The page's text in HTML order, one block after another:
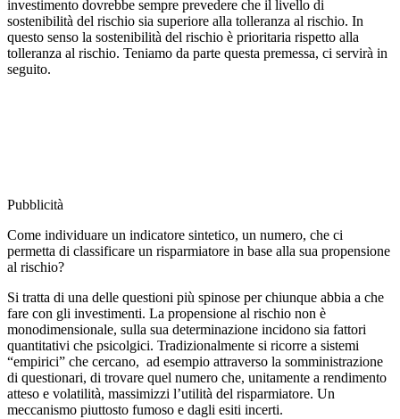
investimento dovrebbe sempre prevedere che il livello di
sostenibilità del rischio sia superiore alla tolleranza al rischio. In
questo senso la sostenibilità del rischio è prioritaria rispetto alla
tolleranza al rischio. Teniamo da parte questa premessa, ci servirà in
seguito.
Pubblicità
Come individuare un indicatore sintetico, un numero, che ci
permetta di classificare un risparmiatore in base alla sua propensione
al rischio?
Si tratta di una delle questioni più spinose per chiunque abbia a che
fare con gli investimenti. La propensione al rischio non è
monodimensionale, sulla sua determinazione incidono sia fattori
quantitativi che psicolgici. Tradizionalmente si ricorre a sistemi
“empirici” che cercano, ad esempio attraverso la somministrazione
di questionari, di trovare quel numero che, unitamente a rendimento
atteso e volatilità, massimizzi l’utilità del risparmiatore. Un
meccanismo piuttosto fumoso e dagli esiti incerti.